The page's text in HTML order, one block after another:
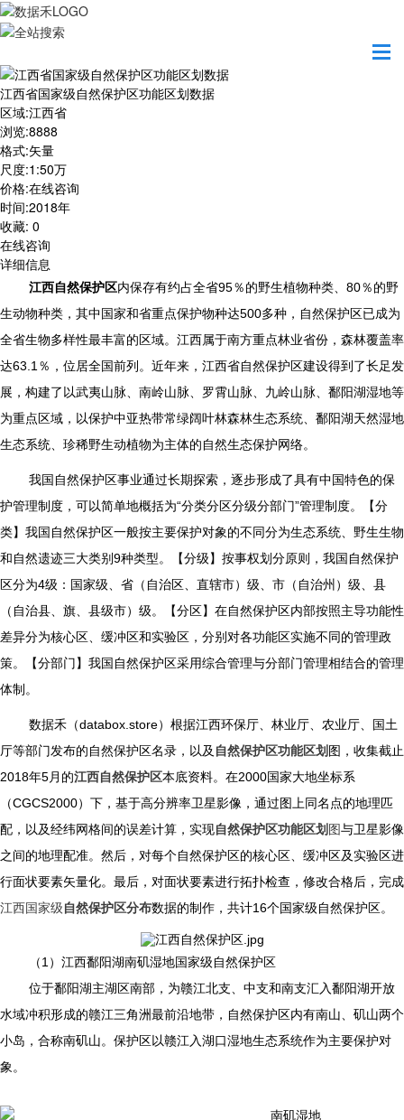
江西省国家级自然保护区功能区划数据
区域:江西省
浏览:8888
格式:矢量
尺度:1:50万
价格:在线咨询
时间:2018年
收藏: 0
在线咨询
详细信息
江西自然保护区内保存有约占全省95％的野生植物种类、80％的野
生动物种类，其中国家和省重点保护物种达500多种，自然保护区已成为
全省生物多样性最丰富的区域。江西属于南方重点林业省份，森林覆盖率
达63.1％，位居全国前列。近年来，江西省自然保护区建设得到了长足发
展，构建了以武夷山脉、南岭山脉、罗霄山脉、九岭山脉、鄱阳湖湿地等
为重点区域，以保护中亚热带常绿阔叶林森林生态系统、鄱阳湖天然湿地
生态系统、珍稀野生动植物为主体的自然生态保护网络。
我国自然保护区事业通过长期探索，逐步形成了具有中国特色的保
护管理制度，可以简单地概括为“分类分区分级分部门”管理制度。【分
类】我国自然保护区一般按主要保护对象的不同分为生态系统、野生生物
和自然遗迹三大类别9种类型。【分级】按事权划分原则，我国自然保护
区分为4级：国家级、省（自治区、直辖市）级、市（自治州）级、县
（自治县、旗、县级市）级。【分区】在自然保护区内部按照主导功能性
差异分为核心区、缓冲区和实验区，分别对各功能区实施不同的管理政
策。【分部门】我国自然保护区采用综合管理与分部门管理相结合的管理
体制。
数据禾（databox.store）根据江西环保厅、林业厅、农业厅、国土
厅等部门发布的自然保护区名录，以及 自然保护区功能区划 图，收集截止
2018年5月的江西自然保护区本底资料。在2000国家大地坐标系
（CGCS2000）下，基于高分辨率卫星影像，通过图上同名点的地理匹
配，以及经纬网格间的误差计算，实现自然保护区功能区划 图与卫星影像
之间的地理配准。然后，对每个自然保护区的核心区、缓冲区及实验区进
行面状要素矢量化。最后，对面状要素进行拓扑检查，修改合格后，完成
江西国家级自然保护区分布数据的制作，共计16个国家级自然保护区。
（1）江西鄱阳湖南矶湿地国家级自然保护区
位于鄱阳湖主湖区南部，为赣江北支、中支和南支汇入鄱阳湖开放
水域冲积形成的赣江三角洲最前沿地带，自然保护区内有南山、矶山两个
小岛，合称南矶山。保护区以赣江入湖口湿地生态系统作为主要保护对
象。